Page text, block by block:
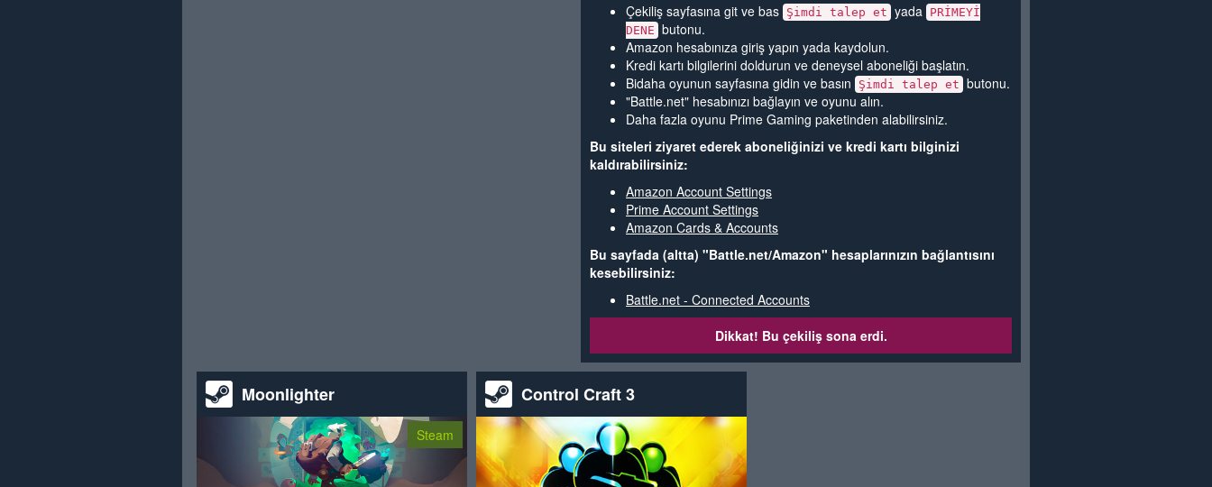
Çekiliş sayfasına git ve bas Şimdi talep et yada
PRİMEYİ
DENE butonu.
Amazon hesabınıza giriş yapın yada kaydolun.
Kredi kartı bilgilerini doldurun ve deneysel aboneliği başlatın.
Bidaha oyunun sayfasına gidin ve basın
Şimdi talep et butonu.
"Battle.net" hesabınızı bağlayın ve oyunu alın.
Daha fazla oyunu Prime Gaming paketinden alabilirsiniz.
Bu siteleri ziyaret ederek aboneliğinizi ve kredi kartı bilginizi
kaldırabilirsiniz:
Amazon Account Settings
Prime Account Settings
Amazon Cards & Accounts
Bu sayfada (altta) "Battle.net/Amazon" hesaplarınızın bağlantısını
kesebilirsiniz:
Battle.net - Connected Accounts
Dikkat! Bu çekiliş sona erdi.
Moonlighter
Steam
Control Craft 3